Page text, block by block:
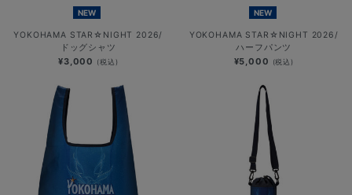
NEW
YOKOHAMA STAR☆NIGHT 2026/
ドッグシャツ
¥3,000 (税込)
NEW
YOKOHAMA STAR☆NIGHT 2026/
ハーフパンツ
¥5,000 (税込)